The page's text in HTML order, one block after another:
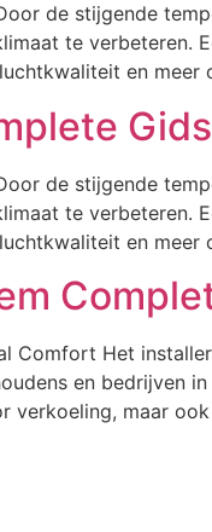
de stijgende
te verbeteren.
en
de stijgende
te verbeteren.
en
Comfort Het
en bedrijven
verkoeling, maar